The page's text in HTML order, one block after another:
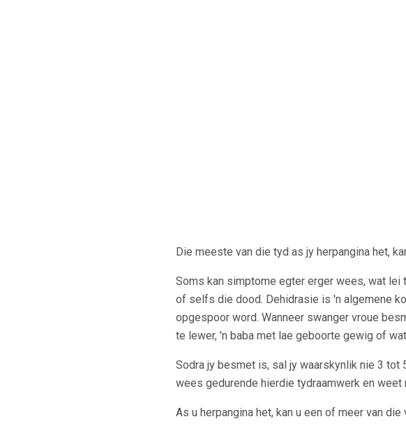
Die meeste van die tyd as jy herpangina het,
Soms kan simptome egter erger wees, wat
of selfs die dood. Dehidrasie is 'n algemene
opgespoor word. Wanneer swanger vroue
te lewer, 'n baba met lae geboorte gewig of
Sodra jy besmet is, sal jy waarskynlik nie 3
wees gedurende hierdie tydraamwerk en weet
As u herpangina het, kan u een of meer van